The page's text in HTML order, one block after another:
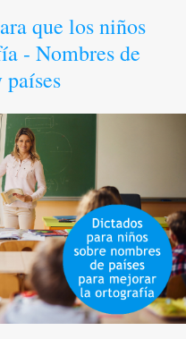
que los niños
- Nombres de